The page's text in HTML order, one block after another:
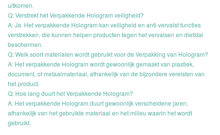
uitkomen.
Q: Verstrekt het Verpakkende Hologram veiligheid?
A: Ja. Het verpakkende Hologram kan veiligheid en anti-vervalst functies
verstrekken, die kunnen helpen producten tegen het vervalsen en diefstal
beschermen.
Q: Welk soort materialen wordt gebruikt voor de Verpakking van Hologram?
A: Het verpakkende Hologram wordt gewoonlijk gemaakt van plastiek,
document, of metaalmateriaal, afhankelijk van de bijzondere vereisten van
het product.
Q: Hoe lang duurt het Verpakkende Hologram?
A: Het verpakkende Hologram duurt gewoonlijk verscheidene jaren,
afhankelijk van het gebruikte materiaal en het milieu waarin het wordt
gebruikt.